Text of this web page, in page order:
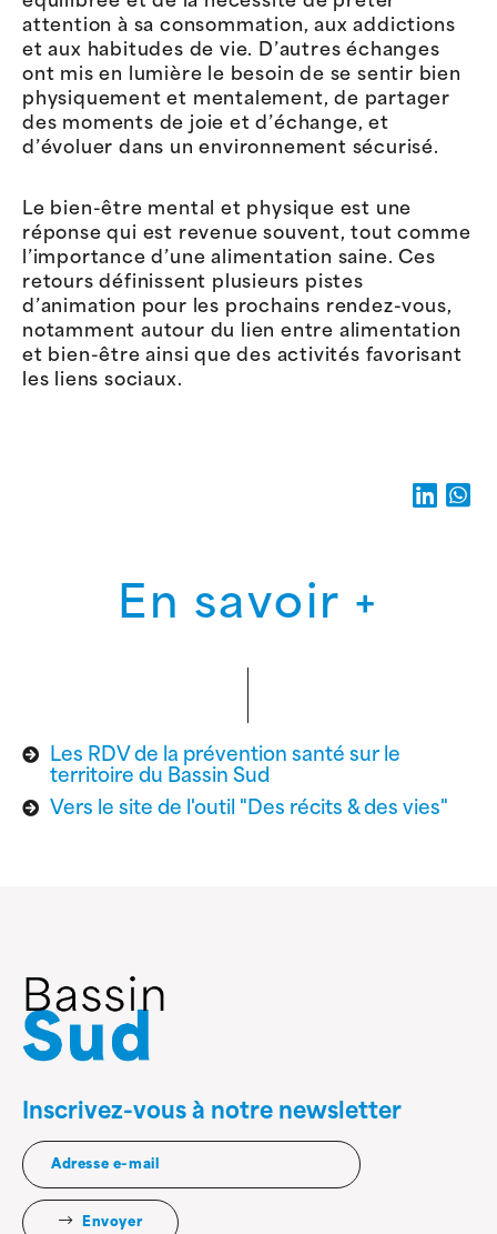
attention à sa consommation, aux addictions
et aux habitudes de vie. D’autres échanges
ont mis en lumière le besoin de se sentir bien
physiquement et mentalement, de partager
des moments de joie et d’échange, et
d’évoluer dans un environnement sécurisé.
Le bien-être mental et physique est une
réponse qui est revenue souvent, tout comme
l’importance d’une alimentation saine. Ces
retours définissent plusieurs pistes
d’animation pour les prochains rendez-vous,
notamment autour du lien entre alimentation
et bien-être ainsi que des activités favorisant
les liens sociaux.
En savoir +
Les RDV de la prévention santé sur le
territoire du Bassin Sud
Vers le site de l'outil "Des récits & des vies"
Inscrivez-vous à notre newsletter
Envoyer